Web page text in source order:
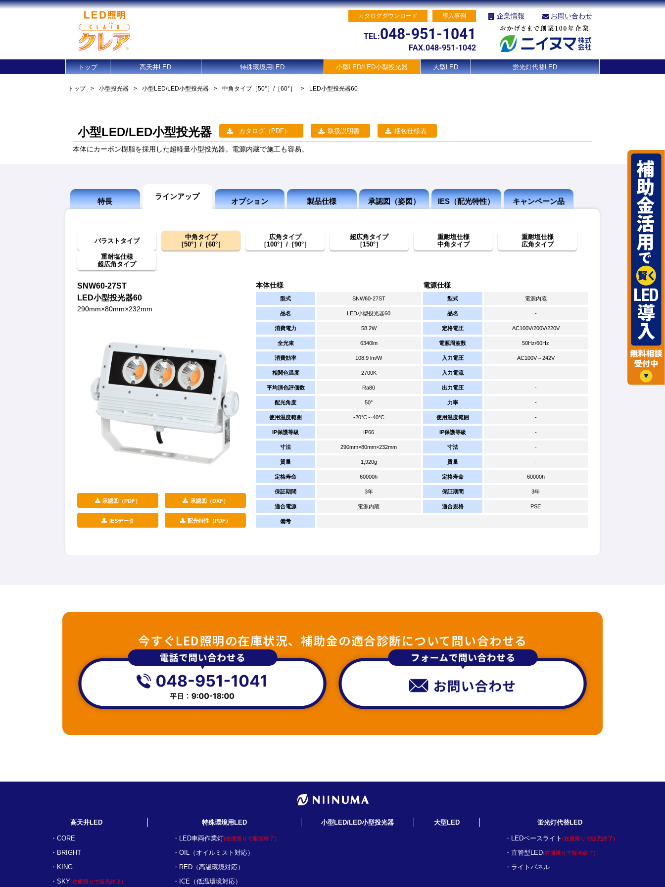
カタログダウンロード 導入事例
TEL:048-951-1041
FAX.048-951-1042
企業情報 お問い合わせ
トップ 高天井LED 特殊環境用LED 小型LED/LED小型投光器 大型LED 蛍光灯代替LED
トップ > 小型投光器 > 小型LED/LED小型投光器 > 中角タイプ［50°］/［60°］ > LED小型投光器60
小型LED/LED小型投光器 カタログ（PDF） 取扱説明書 梱包仕様表
本体にカーボン樹脂を採用した超軽量小型投光器。電源内蔵で施工も容易。
特長
ラインアップ
オプション 製品仕様 承認図（姿図） IES（配光特性） キャンペーン品
バラストタイプ
中角タイプ
［50°］/［60°］
広角タイプ
［100°］/［90°］
超広角タイプ
［150°］
重耐塩仕様
中角タイプ
重耐塩仕様
広角タイプ
重耐塩仕様
超広角タイプ
SNW60-27ST
LED小型投光器60
290mm×80mm×232mm
承認図（PDF） 承認図（DXF）
IESデータ 配光特性（PDF）
本体仕様
型式 SNW60-27ST
品名 LED小型投光器60
消費電力 58.2W
全光束 6340lm
消費効率 108.9 lm/W
相関色温度 2700K
平均演色評価数 Ra80
配光角度 50°
使用温度範囲 -20°C～40°C
IP保護等級 IP66
寸法 290mm×80mm×232mm
質量 1,920g
定格寿命 60000h
保証期間 3年
適合電源 電源内蔵
電源仕様
型式 電源内蔵
品名 -
定格電圧 AC100V/200V/220V
電源周波数 50Hz/60Hz
入力電圧 AC100V～242V
入力電流 -
出力電圧 -
力率 -
使用温度範囲 -
IP保護等級 -
寸法 -
質量 -
定格寿命 60000h
保証期間 3年
適合規格 PSE
備考
今すぐLED照明の在庫状況、補助金の適合診断について問い合わせる
高天井LED
CORE
BRIGHT
KING
SKY(在庫限りで販売終了)
特殊環境用LED
LED車両作業灯(在庫限りで販売終了)
OIL（オイルミスト対応）
RED（高温環境対応）
ICE（低温環境対応）
小型LED/LED小型投光器 大型LED 蛍光灯代替LED
LEDベースライト (在庫限りで販売終了)
直管型LED(在庫限りで販売終了)
ライトパネル